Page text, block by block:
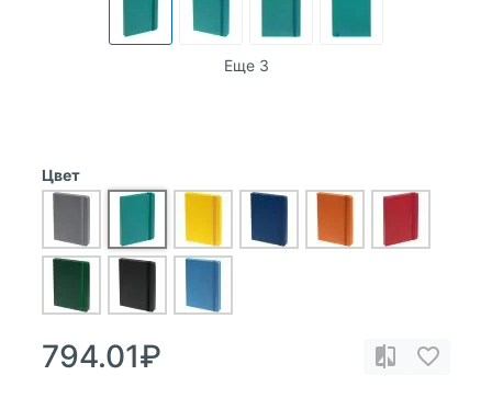
Еще 3
Цвет
794.01₽